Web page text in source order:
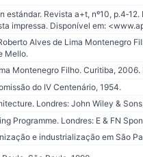
Revista a+t, nº10,
impressa. Disponível em:
Alves de Lima Montenegro
Mello.
Montenegro Filho. Curitiba, 2006.
do IV Centenário, 1954.
Londres: John Wiley &
Programme. Londres: E & FN
e industrialização em São